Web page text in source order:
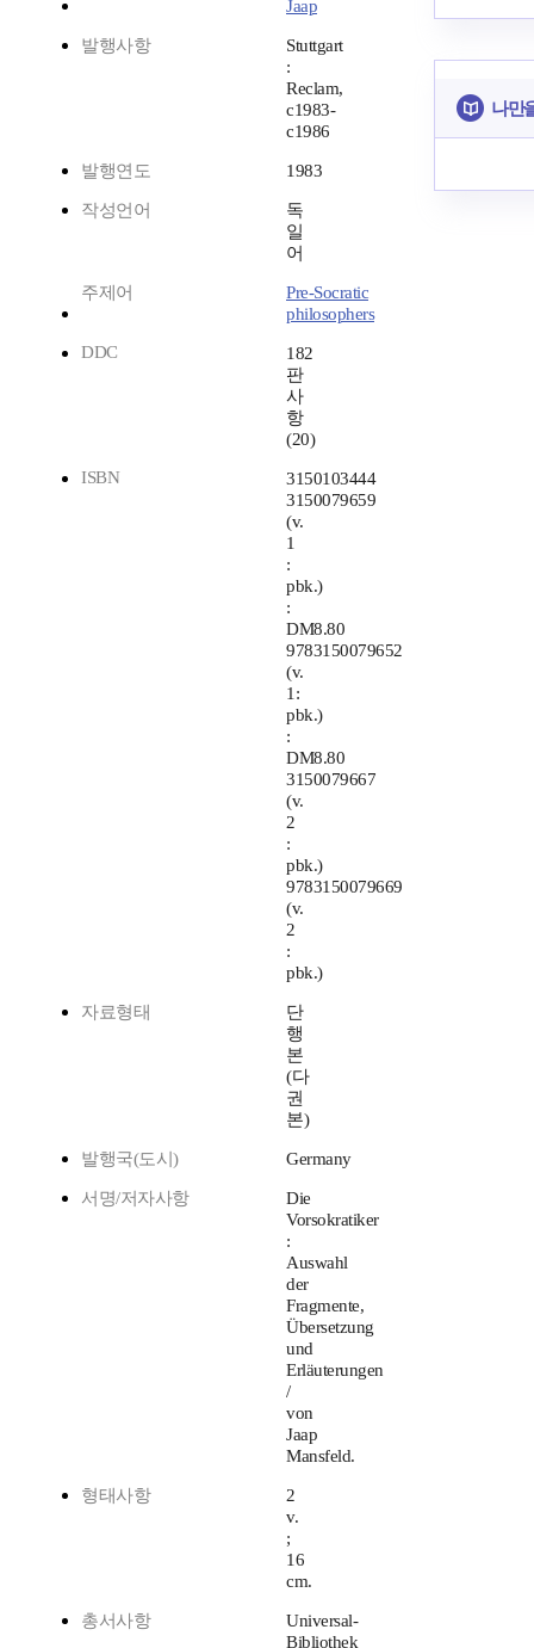
Jaap
발행사항
Stuttgart
:
Reclam,
c1983-
c1986
발행연도 1983
작성언어
독
일
어
주제어
Pre-Socratic
philosophers
DDC
182
판
사
항
(20)
ISBN
3150103444
3150079659
(v.
1
:
pbk.)
:
DM8.80
9783150079652
(v.
1:
pbk.)
:
DM8.80
3150079667
(v.
2
:
pbk.)
9783150079669
(v.
2
:
pbk.)
자료형태
단
행
본
(다
권
본)
발행국(도시) Germany
서명/저자사항
Die
Vorsokratiker
:
Auswahl
der
Fragmente,
Übersetzung
und
Erläuterungen
/
von
Jaap
Mansfeld.
형태사항
2
v.
;
16
cm.
총서사항
Universal-
Bibliothek
나만